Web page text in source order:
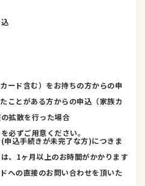
ード含む）をお持ちの方からの申
ことがある方からの申込（家族カ
拡散を行った場合
必ずご用意ください。
込手続きが未完了な方)につきま
、1ヶ月以上のお時間がかかります
への直接のお問い合わせを頂いた